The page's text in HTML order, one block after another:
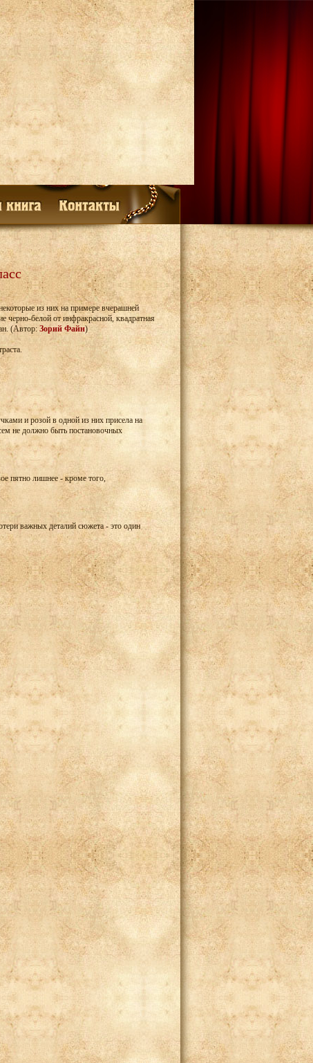
из них на примере вчерашней
белой от инфракрасной, квадратная
(Автор: Зорий Файн)
и розой в одной из них присела на
не должно быть постановочных
пятно лишнее - кроме того,
важных деталий сюжета - это один